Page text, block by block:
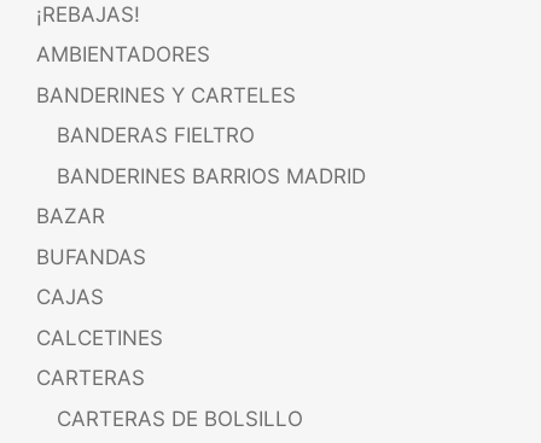
¡REBAJAS!
AMBIENTADORES
BANDERINES Y CARTELES
BANDERAS FIELTRO
BANDERINES BARRIOS MADRID
BAZAR
BUFANDAS
CAJAS
CALCETINES
CARTERAS
CARTERAS DE BOLSILLO